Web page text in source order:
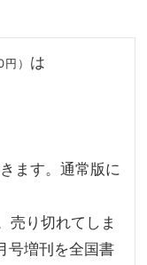
） は
ます。通常版に
売り切れてしま
号増刊を全国書